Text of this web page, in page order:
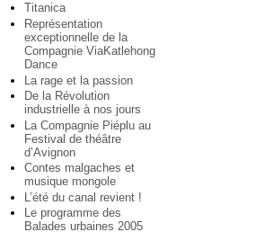
Titanica
Représentation
exceptionnelle de la
Compagnie ViaKatlehong
Dance
La rage et la passion
De la Révolution
industrielle à nos jours
La Compagnie Piéplu au
Festival de théâtre
d’Avignon
Contes malgaches et
musique mongole
L’été du canal revient !
Le programme des
Balades urbaines 2005